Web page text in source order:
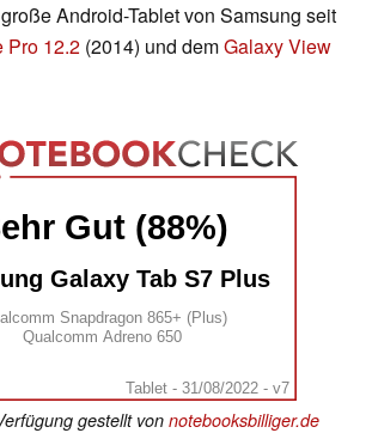
Android-Tablet von Samsung seit
Pro 12.2 (2014) und demGalaxy View
Gut (88%)
Galaxy Tab S7 Plus
Snapdragon 865+ (Plus)
Qualcomm Adreno 650
Tablet - 31/08/2022 - v7
gestellt von notebooksbilliger.de